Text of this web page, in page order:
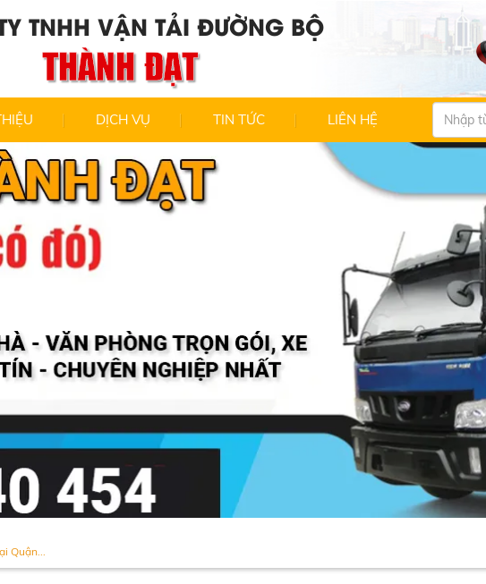
TNHH VẬN TẢI ĐƯỜNG BỘ
THÀNH ĐẠT
DỊCH VỤ TIN TỨC LIÊN HỆ
Quận...